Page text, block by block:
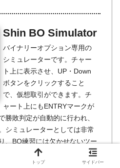
Shin BO Simulator
バイナリーオプション専用の
シミュレーターです。チャー
ト上に表示させ、UP・Down
ボタンをクリックすること
で、仮想取引ができます。チ
ャート上にもENTRYマークが
勝敗判定が自動的に行われ、
シミュレーターとしては非常
、BO練習には欠かせないツー
トップ サイドバー